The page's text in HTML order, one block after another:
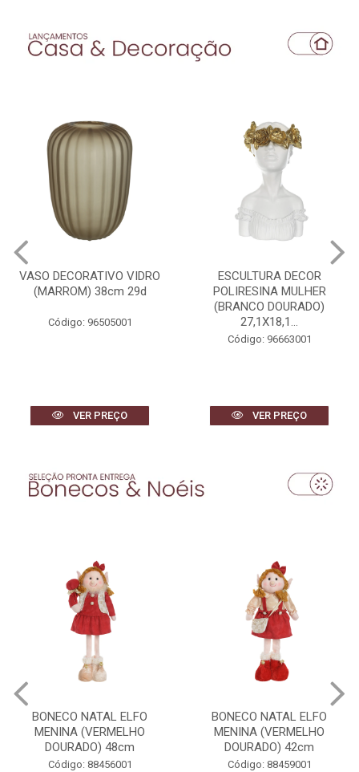
VASO DECORATIVO VIDRO
(MARROM) 38cm 29d
Código: 96505001
VER PREÇO
ESCULTURA DECOR
POLIRESINA MULHER
(BRANCO DOURADO)
27,1X18,1...
Código: 96663001
VER PREÇO
BONECO NATAL ELFO
MENINA (VERMELHO
DOURADO) 48cm
Código: 88456001
BONECO NATAL ELFO
MENINA (VERMELHO
DOURADO) 42cm
Código: 88459001